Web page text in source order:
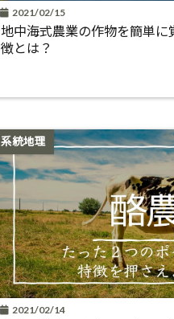
2021/02/15
地中海式農業の作物を簡単に
徴とは？
系統地理
2021/02/14